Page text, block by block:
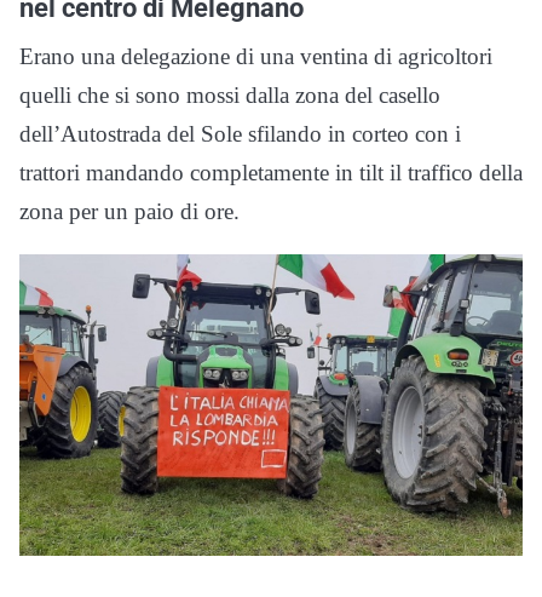
nel centro di Melegnano
Erano una delegazione di una ventina di agricoltori
quelli che si sono mossi dalla zona del casello
dellʼAutostrada del Sole sfilando in corteo con i
trattori mandando completamente in tilt il traffico della
zona per un paio di ore.